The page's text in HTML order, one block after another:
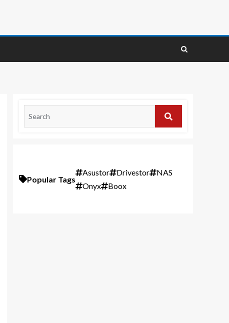
Popular Tags
Asustor Drivestor
NAS
Onyx
Boox